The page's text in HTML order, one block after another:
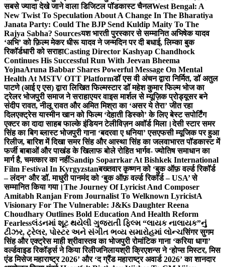
सबसे ज्यादा देखे जाने वाला डिजिटल पॉडकास्ट चैनलWest Bengal: A
New Twist To Speculation About A Change In The Bharatiya
Janata Party: Could The BJP Send Kuldip Maity To The
Rajya Sabha? Sourcesयश भारती पुरस्कार से सम्मानित अभिषेक यादव
‘अभि’ को फ़िल्म मेकर धीरू यादव ने जन्मदिन पर दी बधाई, लिम्का बुक
रिकॉर्डधारी को सराहाCasting Director Kashyap Chandhock
Continues His Successful Run With Jeevan Bheema
YojnaAruna Babbar Shares Powerful Message On Mental
Health At MSTV OTT Platformडॉ एस वी अंचन द्वारा निर्मित, डॉ अतुल
पाटणे (आई ए एस) द्वारा लिखित फिल्मस्टार डॉ महेश कुमार फिल्म भोज का
ट्रेलर भोजपुरी समाज ने सराहाएयर वाइस मार्शल से म्यूज़िक प्रोड्यूसर बने
संदीप रावत, नीलू रावत और अमित मिश्रा का ‘असर ये तेरा’ जीत रहा
दिलएक्ट्रेस यास्मीन खान को फिल्म ‘देहाती डिस्को’ के लिए बेस्ट सपोर्टिंग
एक्टर का दादा साहब फाल्के इंडियन टेलीविज़न अवॉर्ड मिला।देसी स्टार समर
सिंह का बिग ब्लास्ट भोजपुरी गाना ‘बदरवा ए धनिया’ एसएफसी म्यूजिक पर हुआ
रिलीज, बारिश में दिखा समर सिंह और आस्था सिंह का जलवाभारत पॉडकास्ट में
फर्जी बाबाओं और पाखंड के खिलाफ बोले रोहित भार्गव- ज्योतिष समाधान का
मार्ग है, चमत्कार का नहींSandip Soparrkar At Bishkek International
Film Festival In Kyrgyzstanबख्तवार कृष्णन को ‘बुक ऑफ़ वर्ल्ड रिकॉर्ड
– लंदन’ और डॉ. माधुरी पानमंद को ‘बुक ऑफ़ वर्ल्ड रिकॉर्ड – USA’ से
सम्मानित किया गया।The Journey Of Lyricist And Composer
Amitabh Ranjan From Journalist To Welknown LyricistA
Visionary For The Vulnerable: J&Ks Daughter Reena
Choudhary Outlines Bold Education And Health Reform
Fearlessલંડનમાં શૂટ થયેલી ગુજરાતી ફિલ્મ “લાયક નાલાયક”નું
ટીઝર, ટ્રેલર, પોસ્ટર અને સંગીત ભવ્ય સમારોહમાં લોન્ચसिंगर सुगम
सिंह और एक्ट्रेस माही श्रीवास्तव का भोजपुरी रोमांटिक गाना ‘करिया धागा’
वर्ल्डवाइड रिकॉर्ड्स ने किया रिलीजनिलायश्री क्रिएशन्स ने ‘होप्स मिस्टर, मिस
एंड मिसेज महाराष्ट्र 2026’ और ‘द ग्रैंड महाराष्ट्र अवार्ड 2026’ का शानदार